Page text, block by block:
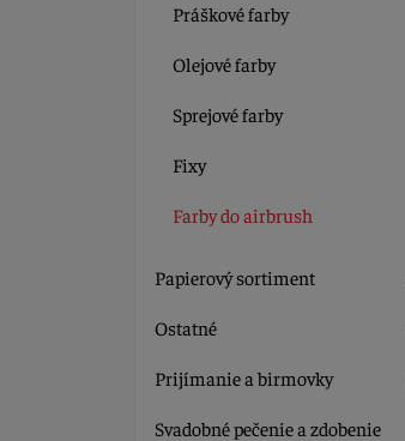
Práškové farby
Olejové farby
Sprejové farby
Fixy
Farby do airbrush
Papierový sortiment
Ostatné
Prijímanie a birmovky
Svadobné pečenie a zdobenie